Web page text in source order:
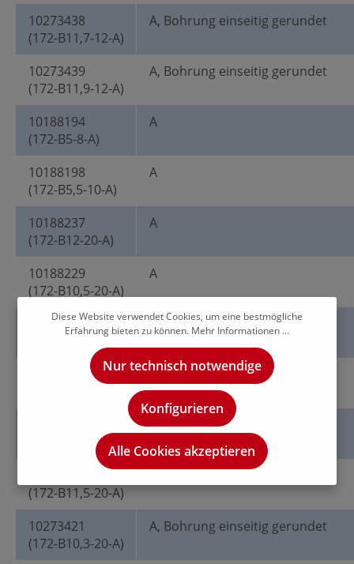
10273438
(172-B11,7-12-A)
A, Bohrung einseitig gerundet
10273439
(172-B11,9-12-A)
A, Bohrung einseitig gerundet
10188194
(172-B5-8-A)
A
10188198
(172-B5,5-10-A)
A
10188237
(172-B12-20-A)
A
10188229
(172-B10,5-20-A)
A
10188232
(172-B11-20-A)
A
A
(172-B11,8-20-A)
A
(172-B11,5-20-A)
10273421
(172-B10,3-20-A)
A, Bohrung einseitig gerundet
Diese Website verwendet Cookies, um eine bestmögliche
Erfahrung bieten zu können. Mehr Informationen ...
Nur technisch notwendige
Konfigurieren
Alle Cookies akzeptieren